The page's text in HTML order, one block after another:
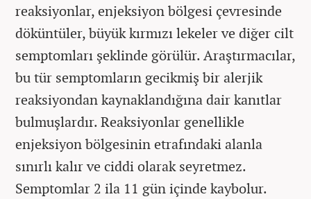
reaksiyonlar, enjeksiyon bölgesi çevresinde
döküntüler, büyük kırmızı lekeler ve diğer cilt
semptomları şeklinde görülür. Araştırmacılar,
bu tür semptomların gecikmiş bir alerjik
reaksiyondan kaynaklandığına dair kanıtlar
bulmuşlardır. Reaksiyonlar genellikle
enjeksiyon bölgesinin etrafındaki alanla
sınırlı kalır ve ciddi olarak seyretmez.
Semptomlar 2 ila 11 gün içinde kaybolur.